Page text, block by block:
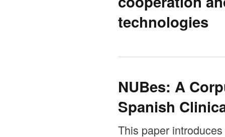
technologies
NUBes: A
Spanish
This paper